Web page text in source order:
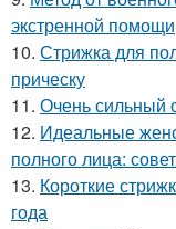
экстренной помощи
10. Стрижка для
прическу
11. Очень сильный
12. Идеальные
полного лица:
13. Короткие
года